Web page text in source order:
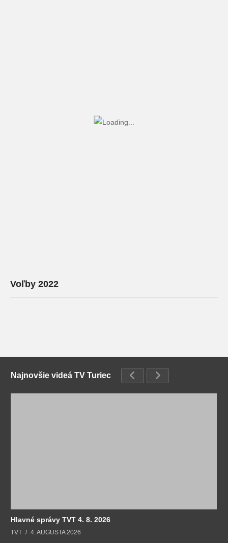
Voľby 2022
Najnovšie videá TV Turiec
Hlavné správy TVT 4. 8. 2026
TVT 4. AUGUSTA 2026